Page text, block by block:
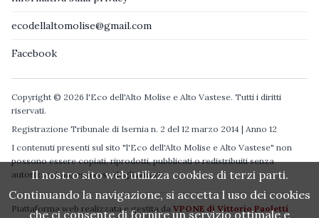
ecodellaltomolise@gmail.com
Facebook
Copyright © 2026 l'Eco dell'Alto Molise e Alto Vastese. Tutti i diritti
riservati.
Registrazione Tribunale di Isernia n. 2 del 12 marzo 2014 | Anno 12
I contenuti presenti sul sito "l'Eco dell'Alto Molise e Alto Vastese" non
possono essere copiati, riprodotti, pubblicati o redistribuiti senza
autorizzazione espressa degli autori.
Piattaforma web realizzata e gestita da VPONE di Vittorio Paoletti
Il nostro sito web utilizza cookies di terzi parti.
Continuando la navigazione, si accetta l uso dei cookies
che ci consente di fornire un servizio ottimale e